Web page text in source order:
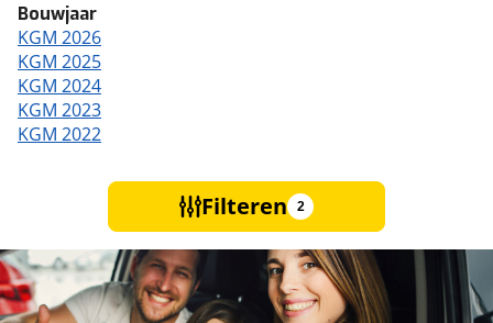
Bouwjaar
KGM 2026
KGM 2025
KGM 2024
KGM 2023
KGM 2022
Filteren 2